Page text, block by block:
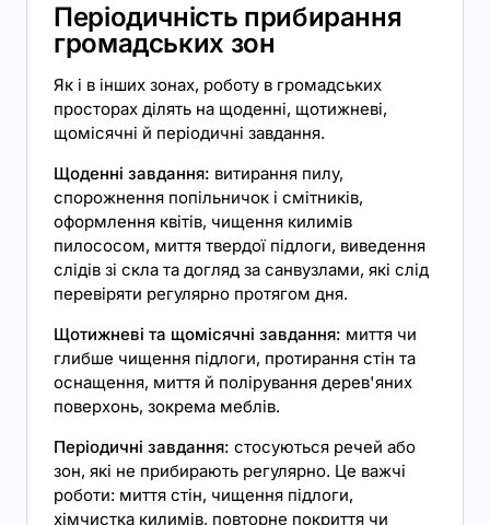
Періодичність прибирання
громадських зон
Як і в інших зонах, роботу в громадських
просторах ділять на щоденні, щотижневі,
щомісячні й періодичні завдання.
Щоденні завдання: витирання пилу,
спорожнення попільничок і смітників,
оформлення квітів, чищення килимів
пилососом, миття твердої підлоги, виведення
слідів зі скла та догляд за санвузлами, які слід
перевіряти регулярно протягом дня.
Щотижневі та щомісячні завдання: миття чи
глибше чищення підлоги, протирання стін та
оснащення, миття й полірування дерев'яних
поверхонь, зокрема меблів.
Періодичні завдання: стосуються речей або
зон, які не прибирають регулярно. Це важчі
роботи: миття стін, чищення підлоги,
хімчистка килимів, повторне покриття чи